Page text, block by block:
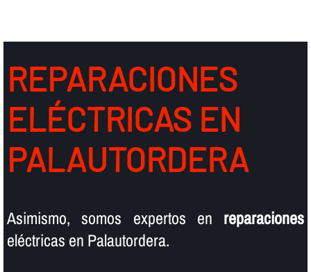
REPARACIONES
ELÉCTRICAS EN
PALAUTORDERA
Asimismo, somos expertos en reparaciones
eléctricas en Palautordera.